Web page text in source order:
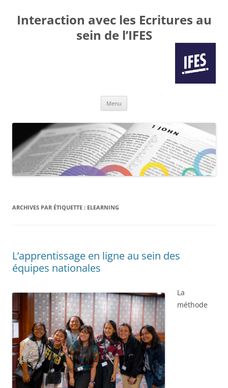
Interaction avec les Ecritures au
sein de l’IFES
Menu
ARCHIVES PAR ÉTIQUETTE : ELEARNING
L’apprentissage en ligne au sein des
équipes nationales
La
méthode